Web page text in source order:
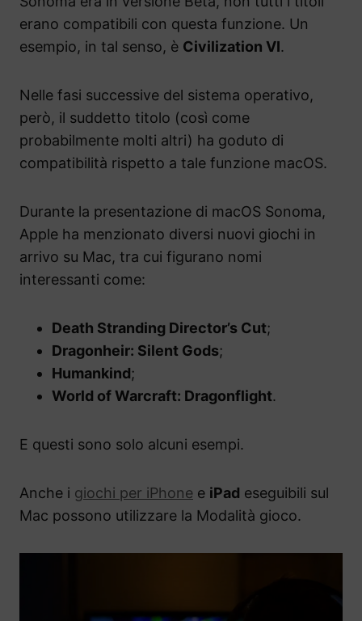
erano compatibili con questa funzione. Un
esempio, in tal senso, è Civilization VI.
Nelle fasi successive del sistema operativo,
però, il suddetto titolo (così come
probabilmente molti altri) ha goduto di
compatibilità rispetto a tale funzione macOS.
Durante la presentazione di macOS Sonoma,
Apple ha menzionato diversi nuovi giochi in
arrivo su Mac, tra cui figurano nomi
interessanti come:
Death Stranding Director’s Cut;
Dragonheir: Silent Gods;
Humankind;
World of Warcraft: Dragonflight.
E questi sono solo alcuni esempi.
Anche i giochi per iPhone e iPad eseguibili sul
Mac possono utilizzare la Modalità gioco.